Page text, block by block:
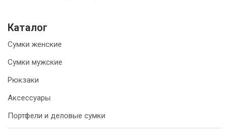
Каталог
Сумки женские
Сумки мужские
Рюкзаки
Аксессуары
Портфели и деловые сумки